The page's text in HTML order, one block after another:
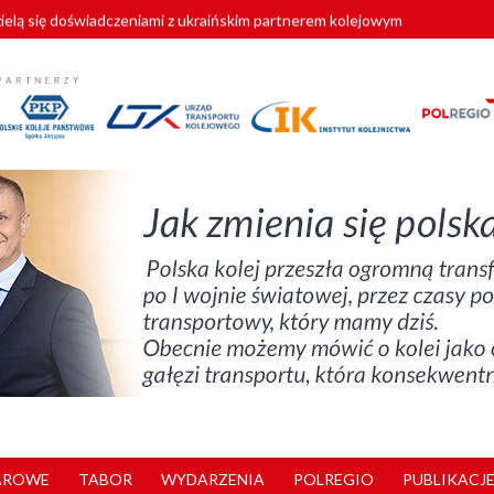
się doświadczeniami z ukraińskim partnerem kolejowym
Vectrony na 230 km/h
pociągi od PESA. Sześć nowoczesnych ELF-ów wyjedzie na tory w
180 nowych pracowników drużyn pociągowych od początku roku
TABOR WYDARZENIA POLREGIO